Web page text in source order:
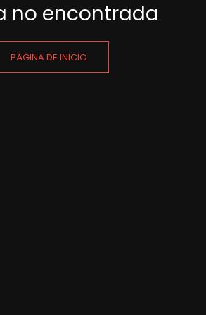
no encontrada
PÁGINA DE INICIO